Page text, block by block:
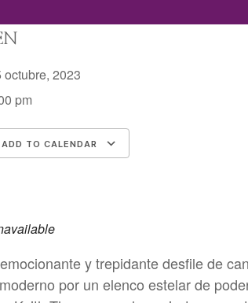
octubre, 2023
pm
ADD TO CALENDAR
y trepidante desfile de
por un elenco estelar de